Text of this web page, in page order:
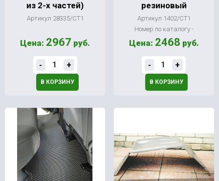
из 2-х частей)
Артикул 28335/СТ1
Цена: 2967 руб.
- +
В КОРЗИНУ
резиновый
Артикул 1402/СТ1
Номер по каталогу -
Цена: 2468 руб.
- +
В КОРЗИНУ